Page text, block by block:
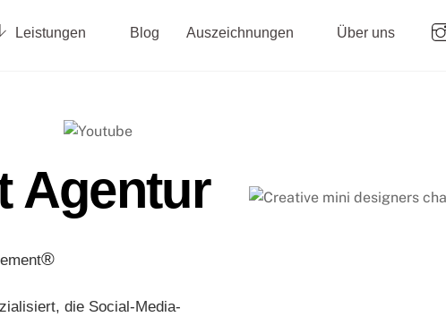
Leistungen Blog Auszeichnungen Über uns
Agentur
®
die Social-Media-